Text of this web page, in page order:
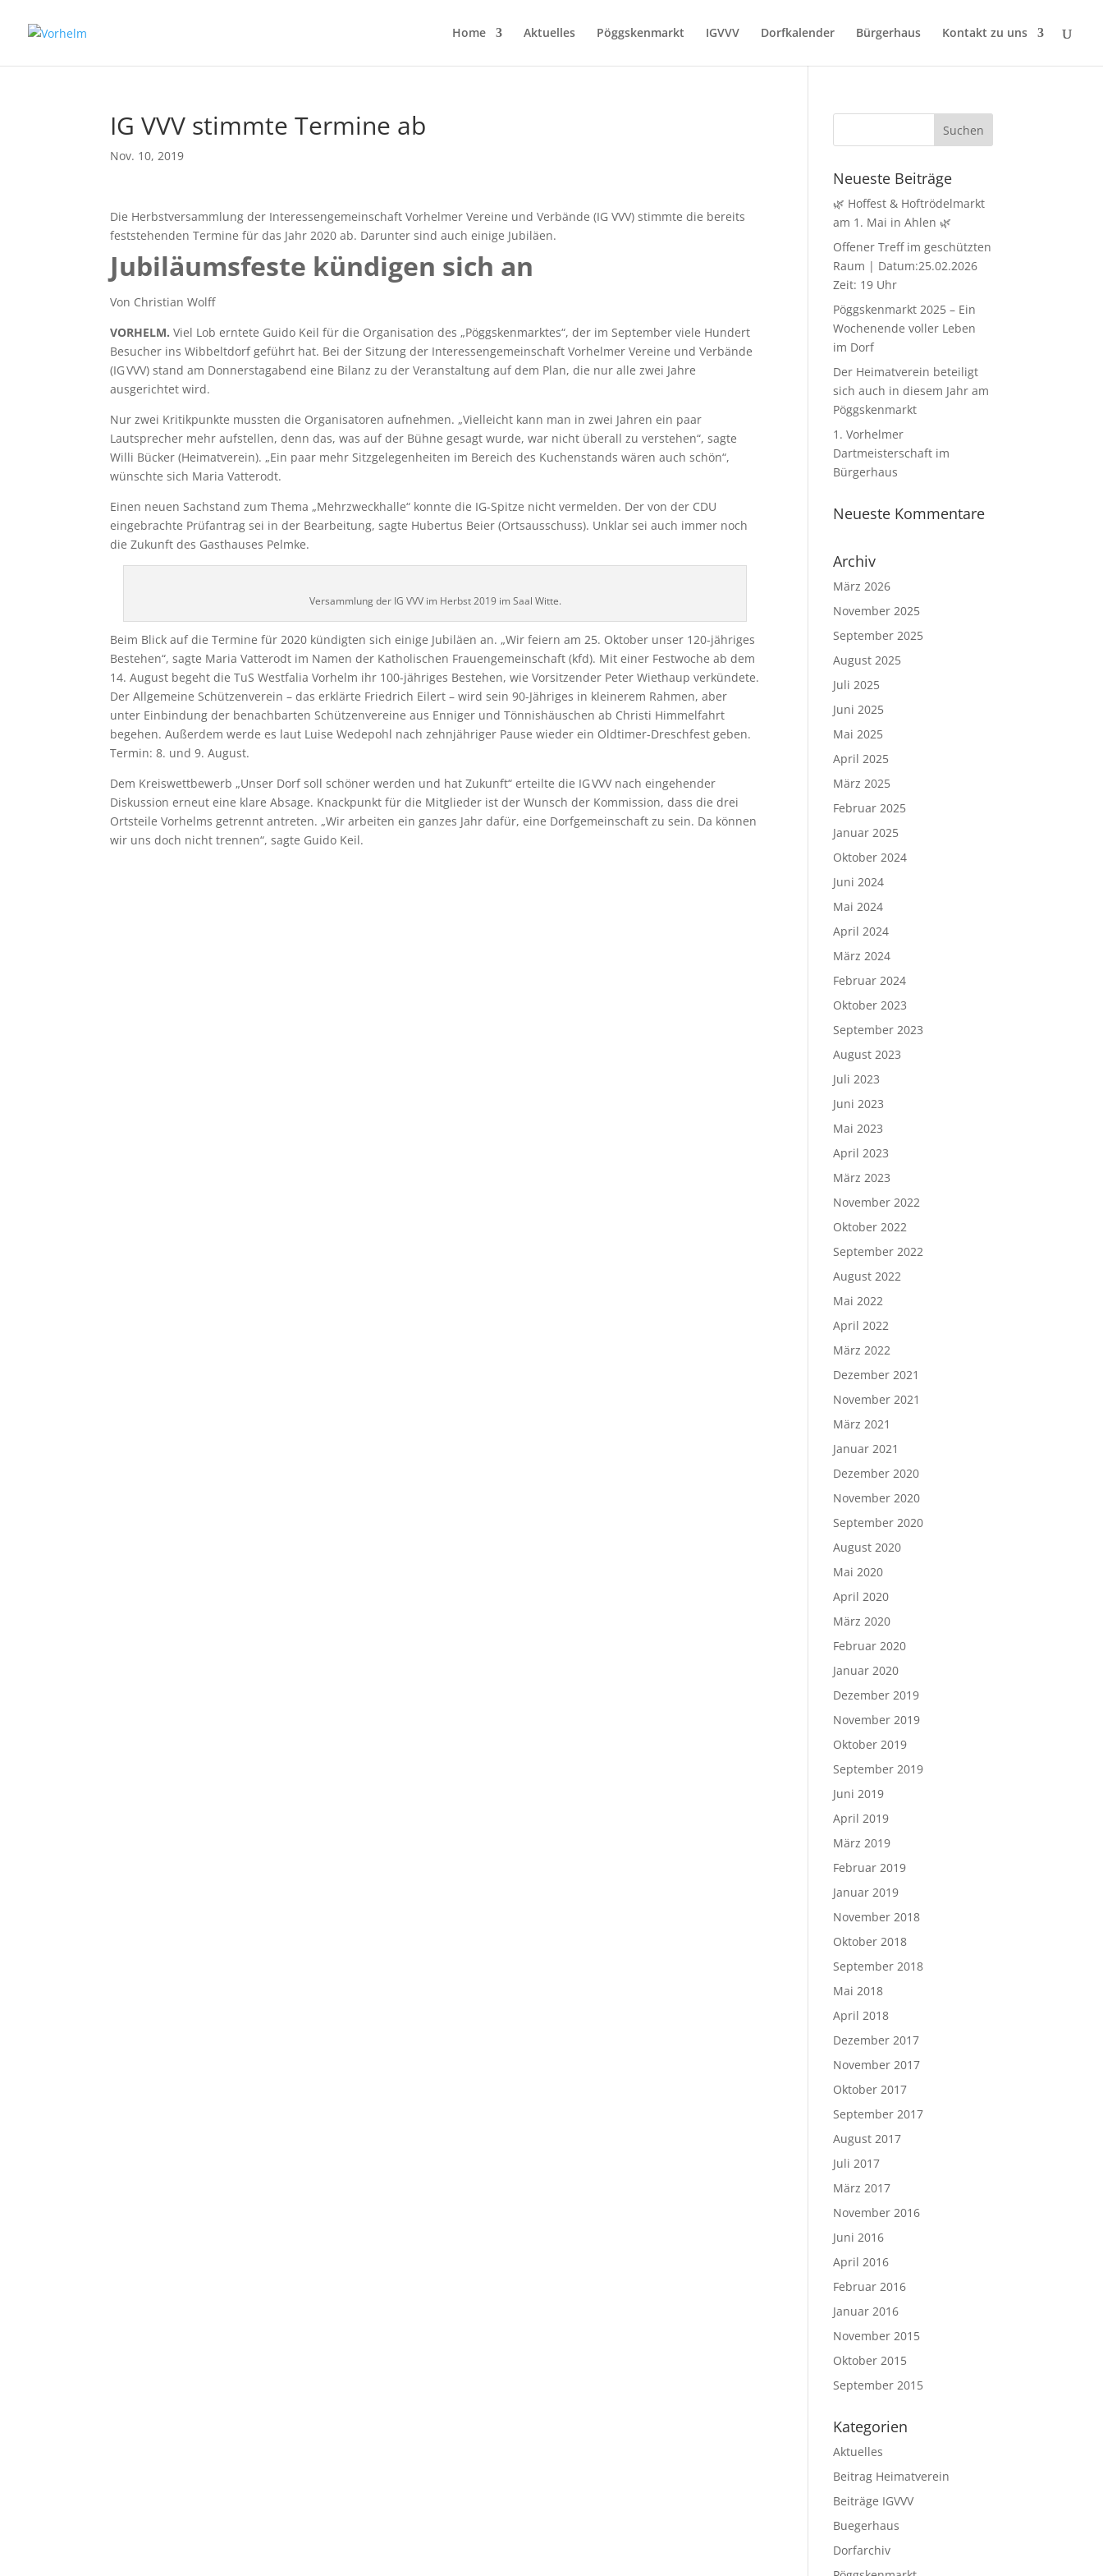
Home Aktuelles Pöggskenmarkt IGVVV Dorfkalender Bürgerhaus Kontakt zu uns
IG VVV stimmte Termine ab
Nov. 10, 2019
Die Herbstversammlung der Interessengemeinschaft Vorhelmer Vereine und Verbände (IG VVV) stimmte die bereits
feststehenden Termine für das Jahr 2020 ab. Darunter sind auch einige Jubiläen.
Jubiläumsfeste kündigen sich an
Von Christian Wolff
VORHELM. Viel Lob erntete Guido Keil für die Organisation des „Pöggskenmarktes“, der im September viele Hundert
Besucher ins Wibbeltdorf geführt hat. Bei der Sitzung der Interessengemeinschaft Vorhelmer Vereine und Verbände
(IG VVV) stand am Donnerstagabend eine Bilanz zu der Veranstaltung auf dem Plan, die nur alle zwei Jahre
ausgerichtet wird.
Nur zwei Kritikpunkte mussten die Organisatoren aufnehmen. „Vielleicht kann man in zwei Jahren ein paar
Lautsprecher mehr aufstellen, denn das, was auf der Bühne gesagt wurde, war nicht überall zu verstehen“, sagte
Willi Bücker (Heimatverein). „Ein paar mehr Sitzgelegenheiten im Bereich des Kuchenstands wären auch schön“,
wünschte sich Maria Vatterodt.
Einen neuen Sachstand zum Thema „Mehrzweckhalle“ konnte die IG-Spitze nicht vermelden. Der von der CDU
eingebrachte Prüfantrag sei in der Bearbeitung, sagte Hubertus Beier (Ortsausschuss). Unklar sei auch immer noch
die Zukunft des Gasthauses Pelmke.
Versammlung der IG VVV im Herbst 2019 im Saal Witte.
Beim Blick auf die Termine für 2020 kündigten sich einige Jubiläen an. „Wir feiern am 25. Oktober unser 120-jähriges
Bestehen“, sagte Maria Vatterodt im Namen der Katholischen Frauengemeinschaft (kfd). Mit einer Festwoche ab dem
14. August begeht die TuS Westfalia Vorhelm ihr 100-jähriges Bestehen, wie Vorsitzender Peter Wiethaup verkündete.
Der Allgemeine Schützenverein – das erklärte Friedrich Eilert – wird sein 90-Jähriges in kleinerem Rahmen, aber
unter Einbindung der benachbarten Schützenvereine aus Enniger und Tönnishäuschen ab Christi Himmelfahrt
begehen. Außerdem werde es laut Luise Wedepohl nach zehnjähriger Pause wieder ein Oldtimer-Dreschfest geben.
Termin: 8. und 9. August.
Dem Kreiswettbewerb „Unser Dorf soll schöner werden und hat Zukunft“ erteilte die IG VVV nach eingehender
Diskussion erneut eine klare Absage. Knackpunkt für die Mitglieder ist der Wunsch der Kommission, dass die drei
Ortsteile Vorhelms getrennt antreten. „Wir arbeiten ein ganzes Jahr dafür, eine Dorfgemeinschaft zu sein. Da können
wir uns doch nicht trennen“, sagte Guido Keil.
Neueste Beiträge
🌿 Hoffest & Hoftrödelmarkt
am 1. Mai in Ahlen 🌿
Offener Treff im geschützten
Raum | Datum:25.02.2026
Zeit: 19 Uhr
Pöggskenmarkt 2025 – Ein
Wochenende voller Leben
im Dorf
Der Heimatverein beteiligt
sich auch in diesem Jahr am
Pöggskenmarkt
1. Vorhelmer
Dartmeisterschaft im
Bürgerhaus
Neueste Kommentare
Archiv
März 2026
November 2025
September 2025
August 2025
Juli 2025
Juni 2025
Mai 2025
April 2025
März 2025
Februar 2025
Januar 2025
Oktober 2024
Juni 2024
Mai 2024
April 2024
März 2024
Februar 2024
Oktober 2023
September 2023
August 2023
Juli 2023
Juni 2023
Mai 2023
April 2023
März 2023
November 2022
Oktober 2022
September 2022
August 2022
Mai 2022
April 2022
März 2022
Dezember 2021
November 2021
März 2021
Januar 2021
Dezember 2020
November 2020
September 2020
August 2020
Mai 2020
April 2020
März 2020
Februar 2020
Januar 2020
Dezember 2019
November 2019
Oktober 2019
September 2019
Juni 2019
April 2019
März 2019
Februar 2019
Januar 2019
November 2018
Oktober 2018
September 2018
Mai 2018
April 2018
Dezember 2017
November 2017
Oktober 2017
September 2017
August 2017
Juli 2017
März 2017
November 2016
Juni 2016
April 2016
Februar 2016
Januar 2016
November 2015
Oktober 2015
September 2015
Kategorien
Aktuelles
Beitrag Heimatverein
Beiträge IGVVV
Buegerhaus
Dorfarchiv